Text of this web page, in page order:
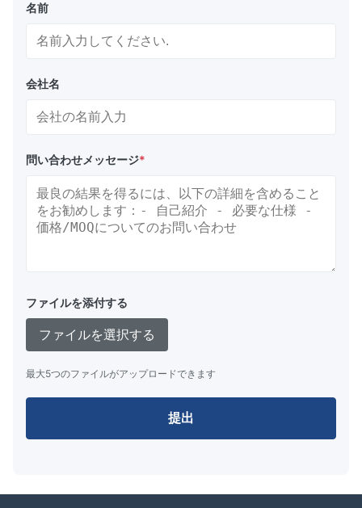
名前
会社名
問い合わせメッセージ*
ファイルを添付する
ファイルを選択する
最大5つのファイルがアップロードできます
提出